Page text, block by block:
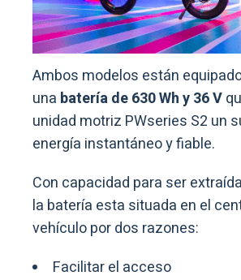
Ambos modelos están
una batería de 630 Wh y 36 V
unidad motriz PWseries S2 un
energía instantáneo y fiable.
Con capacidad para ser
la batería esta situada en el
vehículo por dos razones:
Facilitar el acceso